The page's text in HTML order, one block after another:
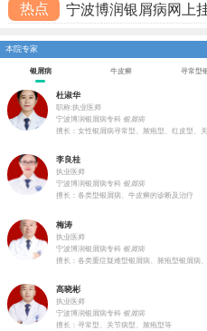
热点
宁波博润银屑病网上
本院专家
银屑病 牛皮癣 寻常型
杜淑华
职称:执业医师
宁波博润银屑病专科 银屑病
擅长：女性银屑病寻常型、脓疱型、红皮型、关
李良桂
执业医师
宁波博润银屑病专科 银屑病
擅长：各类型银屑病、牛皮癣的诊断及治疗
梅涛
执业医师
宁波博润银屑病专科 银屑病
擅长：各类重症疑难型银屑病、脓疱型银屑病
高晓彬
执业医师
宁波博润银屑病专科 银屑病
擅长：寻常型、关节病型、脓疱型等